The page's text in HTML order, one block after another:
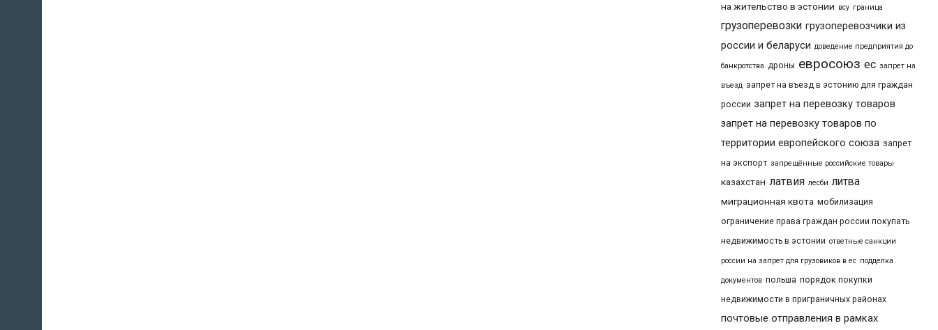
на жительство в эстонии всу граница
грузоперевозки грузоперевозчики из
россии и беларуси доведение предприятия до
банкротства дроны евросоюз ес запрет на
въезд запрет на въезд в эстонию для граждан
россии запрет на перевозку товаров
запрет на перевозку товаров по
территории европейского союза запрет
на экспорт запрещённые российские товары
казахстан латвия лесби литва
миграционная квота мобилизация
ограничение права граждан россии покупать
недвижимость в эстонии ответные санкции
россии на запрет для грузовиков в ес подделка
документов польша порядок покупки
недвижимости в приграничных районах
почтовые отправления в рамках